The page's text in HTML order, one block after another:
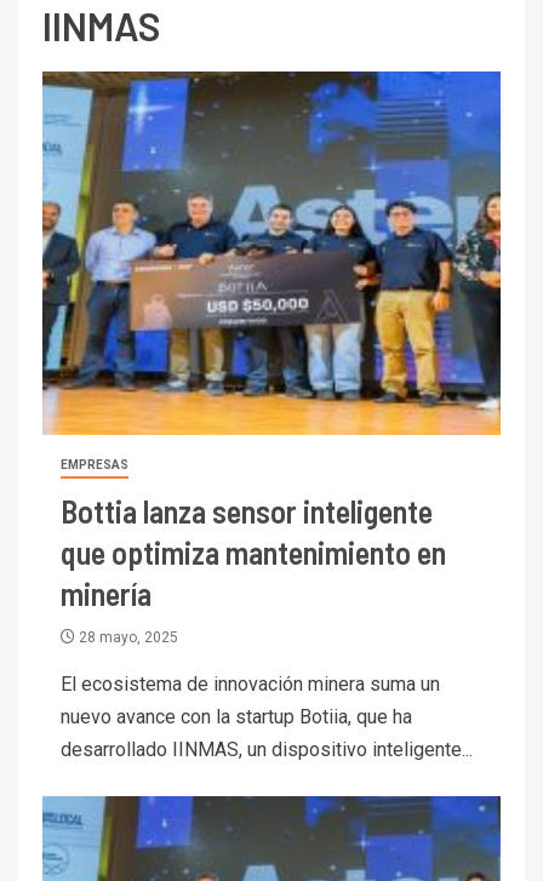
IINMAS
EMPRESAS
Bottia lanza sensor inteligente
que optimiza mantenimiento en
minería
28 mayo, 2025
El ecosistema de innovación minera suma un
nuevo avance con la startup Botiia, que ha
desarrollado IINMAS, un dispositivo inteligente...
crecimiento regional: Banco
Central reporta resultados
trimestre
4
Informe bimensual de
Cochilco: precio del cobre